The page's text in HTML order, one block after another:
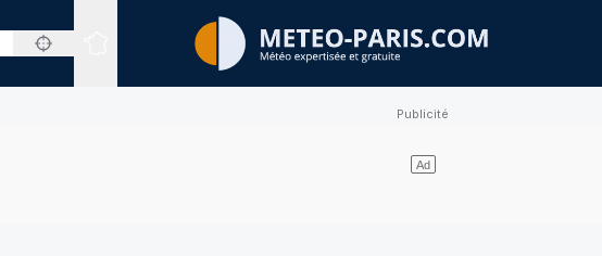
Sites expertisés